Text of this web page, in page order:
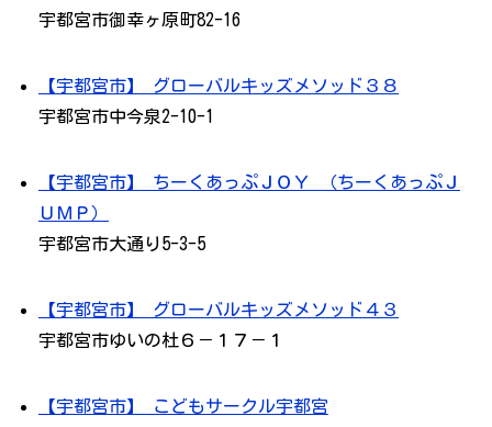
宇都宮市御幸ヶ原町82-16
【宇都宮市】 グローバルキッズメソッド３８
宇都宮市中今泉2-10-1
【宇都宮市】 ちーくあっぷＪＯＹ （ちーくあっぷＪ
ＵＭＰ）
宇都宮市大通り5-3-5
【宇都宮市】 グローバルキッズメソッド４３
宇都宮市ゆいの杜６－１７－１
【宇都宮市】 こどもサークル宇都宮